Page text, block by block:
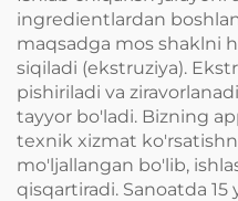
ingredientlardan
maqsadga mos shaklni
siqiladi (ekstruziya).
pishiriladi va
tayyor bo'ladi. Bizning
texnik xizmat
mo'ljallangan bo'lib,
qisqartiradi. Sanoatda